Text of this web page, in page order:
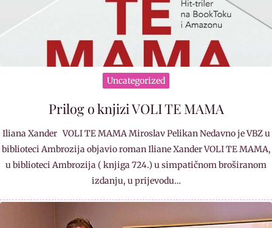
Uncategorized
Prilog o knjizi VOLI TE MAMA
Iliana Xander VOLI TE MAMA Miroslav Pelikan Nedavno je VBZ u
biblioteci Ambrozija objavio roman Iliane Xander VOLI TE MAMA,
u biblioteci Ambrozija ( knjiga 724.) u simpatičnom broširanom
izdanju, u prijevodu…